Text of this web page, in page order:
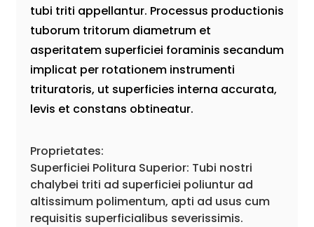
tubi triti appellantur. Processus productionis
tuborum tritorum diametrum et
asperitatem superficiei foraminis secandum
implicat per rotationem instrumenti
trituratoris, ut superficies interna accurata,
levis et constans obtineatur.
Proprietates:
Superficiei Politura Superior: Tubi nostri
chalybei triti ad superficiei poliuntur ad
altissimum polimentum, apti ad usus cum
requisitis superficialibus severissimis.